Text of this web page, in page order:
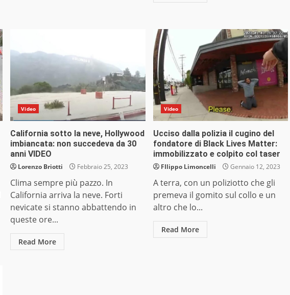
Video
California sotto la neve, Hollywood
imbiancata: non succedeva da 30
anni VIDEO
Lorenzo Briotti Febbraio 25, 2023
Clima sempre più pazzo. In
California arriva la neve. Forti
nevicate si stanno abbattendo in
queste ore...
Read More
Video
Ucciso dalla polizia il cugino del
fondatore di Black Lives Matter:
immobilizzato e colpito col taser
FIlippo Limoncelli Gennaio 12, 2023
A terra, con un poliziotto che gli
premeva il gomito sul collo e un
altro che lo...
Read More